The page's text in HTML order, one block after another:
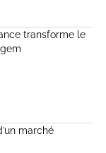
transforme le
marché